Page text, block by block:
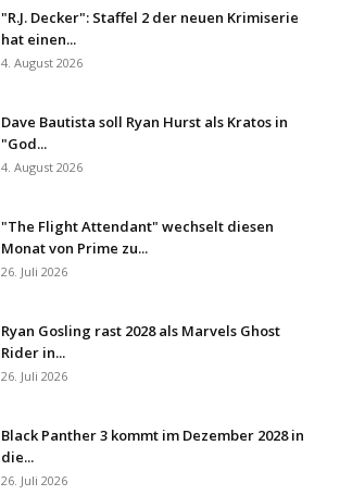
"R.J. Decker": Staffel 2 der neuen Krimiserie
hat einen...
4. August 2026
Dave Bautista soll Ryan Hurst als Kratos in
"God...
4. August 2026
"The Flight Attendant" wechselt diesen
Monat von Prime zu...
26. Juli 2026
Ryan Gosling rast 2028 als Marvels Ghost
Rider in...
26. Juli 2026
Black Panther 3 kommt im Dezember 2028 in
die...
26. Juli 2026